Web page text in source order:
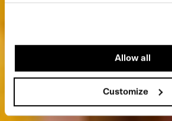
Allow all
Customize